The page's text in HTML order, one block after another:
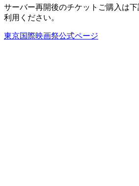
サーバー再開後のチケットご購入は
利用ください。
東京国際映画祭公式ページ